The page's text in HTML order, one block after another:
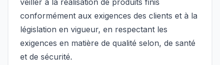
veiller à la réalisation de produits finis
conformément aux exigences des clients et à la
législation en vigueur, en respectant les
exigences en matière de qualité selon, de santé
et de sécurité.